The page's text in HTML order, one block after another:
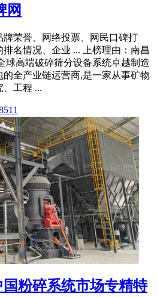
网
牌荣誉、网络投票、网民口碑打
名情况、企业 ... 上榜理由：南昌
球高端破碎筛分设备系统卓越制造
全产业链运营商,是一家从事矿物
、工程 ...
国粉碎系统市场专精特